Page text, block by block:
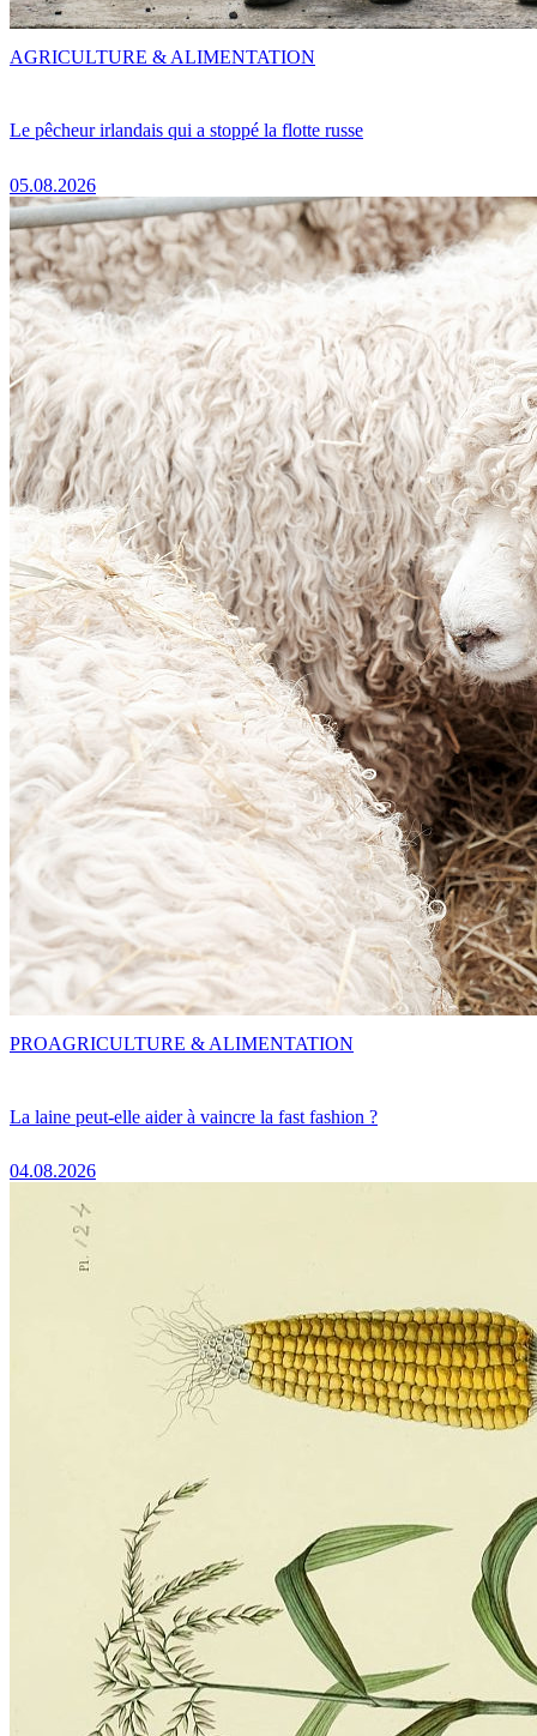
Le pêcheur irlandais qui a stoppé la flotte russe
05.08.2026
AGRICULTURE & ALIMENTATION
La laine peut-elle aider à vaincre la fast fashion ?
04.08.2026
PROAGRICULTURE & ALIMENTATION